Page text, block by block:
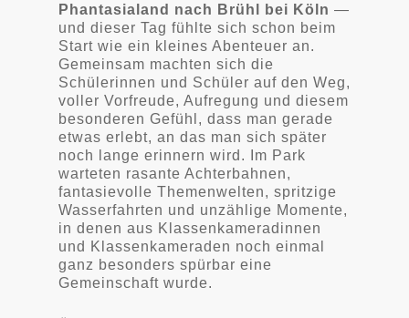
Phantasialand nach Brühl bei Köln —
und dieser Tag fühlte sich schon beim
Start wie ein kleines Abenteuer an.
Gemeinsam machten sich die
Schülerinnen und Schüler auf den Weg,
voller Vorfreude, Aufregung und diesem
besonderen Gefühl, dass man gerade
etwas erlebt, an das man sich später
noch lange erinnern wird. Im Park
warteten rasante Achterbahnen,
fantasievolle Themenwelten, spritzige
Wasserfahrten und unzählige Momente,
in denen aus Klassenkameradinnen
und Klassenkameraden noch einmal
ganz besonders spürbar eine
Gemeinschaft wurde.